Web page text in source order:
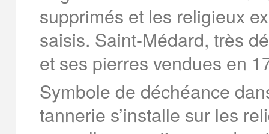
supprimés et les religieux
saisis. Saint-Médard, très
et ses pierres vendues en
Symbole de déchéance
tannerie s’installe sur les